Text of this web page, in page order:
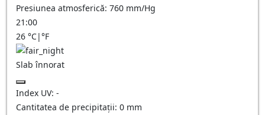
Presiunea atmosferică: 760 mm/Hg
21:00
26 °C|°F
Slab înnorat
Index UV: -
Cantitatea de precipitații: 0 mm